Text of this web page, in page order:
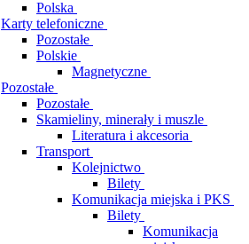
Polska
Karty telefoniczne
Pozostałe
Polskie
Magnetyczne
Pozostałe
Pozostałe
Skamieliny, minerały i muszle
Literatura i akcesoria
Transport
Kolejnictwo
Bilety
Komunikacja miejska i PKS
Bilety
Komunikacja